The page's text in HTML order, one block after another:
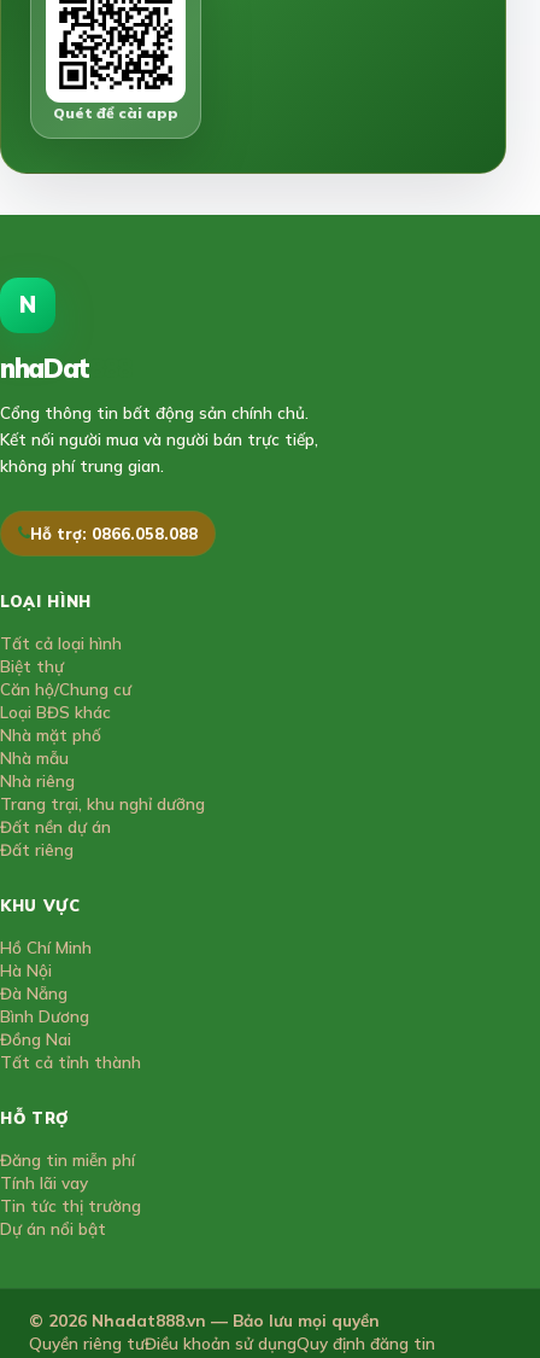
Quét để cài app
N
nhaDat
Cổng thông tin bất động sản chính chủ.
Kết nối người mua và người bán trực tiếp,
không phí trung gian.
Hỗ trợ: 0866.058.088
LOẠI HÌNH
Tất cả loại hình
Biệt thự
Căn hộ/Chung cư
Loại BĐS khác
Nhà mặt phố
Nhà mẫu
Nhà riêng
Trang trại, khu nghỉ dưỡng
Đất nền dự án
Đất riêng
KHU VỰC
Hồ Chí Minh
Hà Nội
Đà Nẵng
Bình Dương
Đồng Nai
Tất cả tỉnh thành
HỖ TRỢ
Đăng tin miễn phí
Tính lãi vay
Tin tức thị trường
Dự án nổi bật
© 2026 Nhadat888.vn — Bảo lưu mọi quyền
Quyền riêng tưĐiều khoản sử dụngQuy định đăng tin